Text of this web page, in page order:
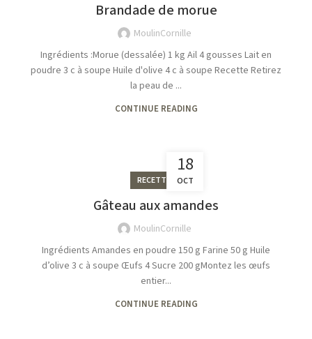
Brandade de morue
MoulinCornille
Ingrédients :Morue (dessalée) 1 kg Ail 4 gousses Lait en
poudre 3 c à soupe Huile d'olive 4 c à soupe Recette Retirez
la peau de ...
CONTINUE READING
18
OCT
RECETTES
Gâteau aux amandes
MoulinCornille
Ingrédients Amandes en poudre 150 g Farine 50 g Huile
d’olive 3 c à soupe Œufs 4 Sucre 200 gMontez les œufs
entier...
CONTINUE READING